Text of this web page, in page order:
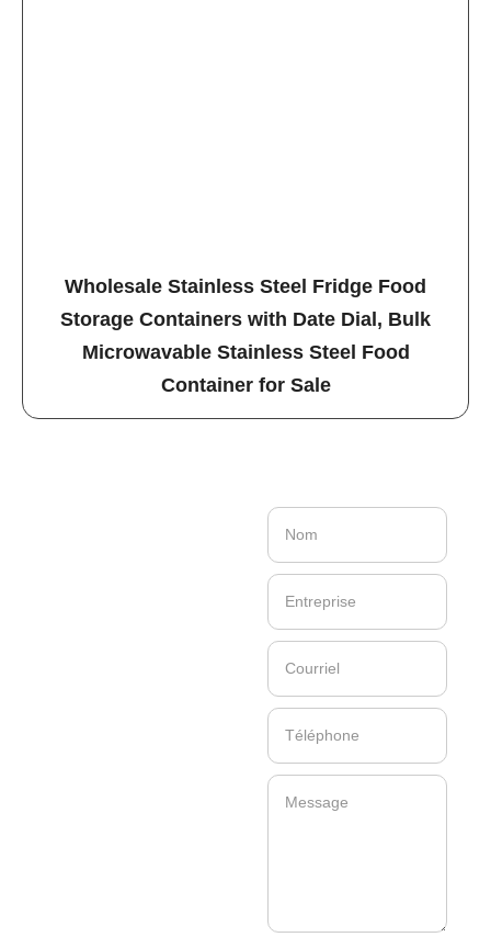
Wholesale Stainless Steel Fridge Food
Storage Containers with Date Dial, Bulk
Microwavable Stainless Steel Food
Container for Sale